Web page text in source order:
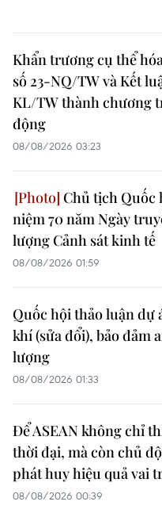
Khẩn trương cụ thể
số 23-NQ/TW và Kết
KL/TW thành chương
động
08/08/2026 03:23
Chủ tịch Quốc
niệm 70 năm Ngày
lượng Cảnh sát kinh tế
08/08/2026 01:59
Quốc hội thảo luận dự
khí (sửa đổi), bảo đảm
lượng
08/08/2026 01:33
Để ASEAN không chỉ
thời đại, mà còn chủ
phát huy hiệu quả vai
08/08/2026 00:39